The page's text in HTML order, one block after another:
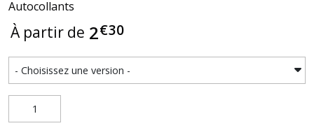
Autocollants
À partir de 2€30